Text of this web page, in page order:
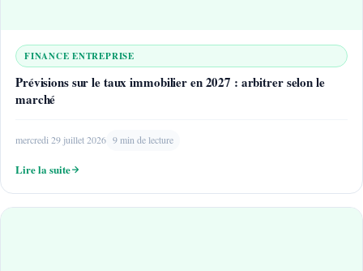
FINANCE ENTREPRISE
Prévisions sur le taux immobilier en 2027 : arbitrer selon le
marché
mercredi 29 juillet 2026 9 min de lecture
Lire la suite